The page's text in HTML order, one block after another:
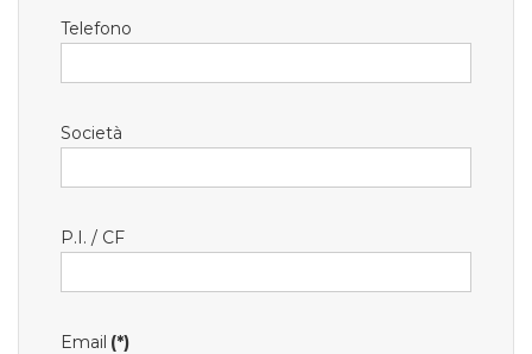
Telefono
Società
P.I. / CF
Email (*)